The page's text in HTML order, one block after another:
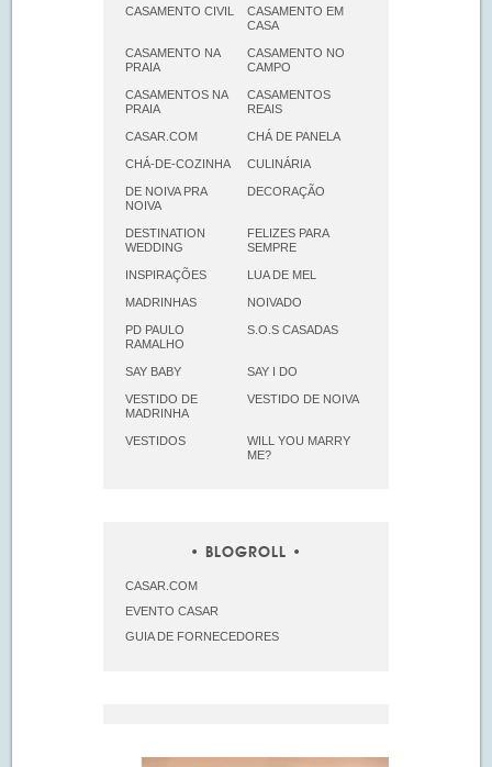
CASAMENTO CIVIL
CASAMENTO EM
CASA
CASAMENTO NA
PRAIA
CASAMENTO NO
CAMPO
CASAMENTOS NA
PRAIA
CASAMENTOS
REAIS
CASAR.COM CHÁ DE PANELA
CHÁ-DE-COZINHA CULINÁRIA
DE NOIVA PRA
NOIVA
DECORAÇÃO
DESTINATION
WEDDING
FELIZES PARA
SEMPRE
INSPIRAÇÕES LUA DE MEL
MADRINHAS NOIVADO
PD PAULO
RAMALHO
S.O.S CASADAS
SAY BABY SAY I DO
VESTIDO DE
MADRINHA
VESTIDO DE NOIVA
VESTIDOS
WILL YOU MARRY
ME?
BLOGROLL
CASAR.COM
EVENTO CASAR
GUIA DE FORNECEDORES